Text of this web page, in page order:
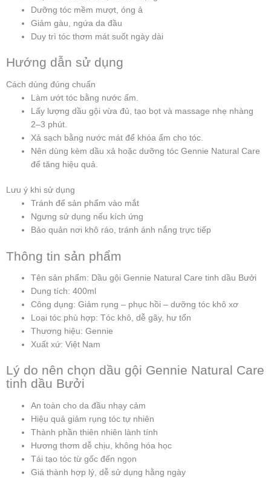
Dưỡng tóc mềm mượt, óng ả
Giảm gàu, ngứa da đầu
Duy trì tóc thơm mát suốt ngày dài
Hướng dẫn sử dụng
Cách dùng đúng chuẩn
Làm ướt tóc bằng nước ấm.
Lấy lượng dầu gội vừa đủ, tạo bọt và massage nhẹ nhàng
2–3 phút.
Xả sạch bằng nước mát để khóa ẩm cho tóc.
Nên dùng kèm dầu xả hoặc dưỡng tóc Gennie Natural Care
để tăng hiệu quả.
Lưu ý khi sử dụng
Tránh để sản phẩm vào mắt
Ngưng sử dụng nếu kích ứng
Bảo quản nơi khô ráo, tránh ánh nắng trực tiếp
Thông tin sản phẩm
Tên sản phẩm: Dầu gội Gennie Natural Care tinh dầu Bưởi
Dung tích: 400ml
Công dụng: Giảm rụng – phục hồi – dưỡng tóc khô xơ
Loại tóc phù hợp: Tóc khô, dễ gãy, hư tổn
Thương hiệu: Gennie
Xuất xứ: Việt Nam
Lý do nên chọn dầu gội Gennie Natural Care
tinh dầu Bưởi
An toàn cho da đầu nhạy cảm
Hiệu quả giảm rụng tóc tự nhiên
Thành phần thiên nhiên lành tính
Hương thơm dễ chịu, không hóa học
Tái tạo tóc từ gốc đến ngọn
Giá thành hợp lý, dễ sử dụng hằng ngày